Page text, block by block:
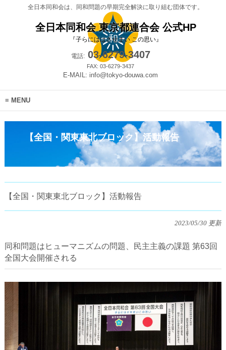
全日本同和会は、同和問題の早期完全解決に取り組む団体です。
全日本同和会 東京都連合会 公式HP
『子らにははさせまい この思い』
電話:03-6279-3407
FAX: 03-6279-3437
E-MAIL: info@tokyo-douwa.com
MENU
【全国・関東東北ブロック】活動報告
【全国・関東東北ブロック】活動報告
2023/05/30 更新
同和問題はヒューマニズムの問題、民主主義の課題 第63回
全国大会開催される